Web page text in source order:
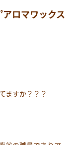
アロマワックス
ますか？？？